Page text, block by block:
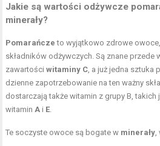
Jakie są wartości odżywcze
minerały?
Pomarańcze to wyjątkowo zdrowe
składników odżywczych. Są znane przede
zawartościwitaminy C, a już jedna sztuka
dzienne zapotrzebowanie na ten ważny
dostarczają także witamin z grupy B, takich
witaminA i E.
Te soczyste owoce są bogate w minerały,